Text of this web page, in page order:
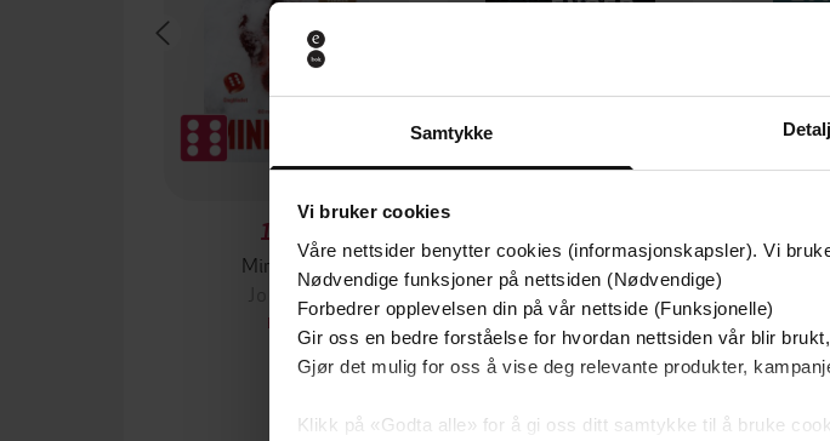
Samtykke
Vi bruker cookies
Våre nettsider benytter cookies (informasjonskapsler). Vi
Nødvendige funksjoner på nettsiden (Nødvendige)
Forbedrer opplevelsen din på vår nettside (Funksjonelle)
Gir oss en bedre forståelse for hvordan nettsiden vår blir
Gjør det mulig for oss å vise deg relevante produkter,
Klikk på «Godta alle» for å gi oss ditt samtykke til å bruke
199,-
Minnesota
Jo Nesbø
EBOK
Utskudd
Jørn Lier Horst
EBOK
En